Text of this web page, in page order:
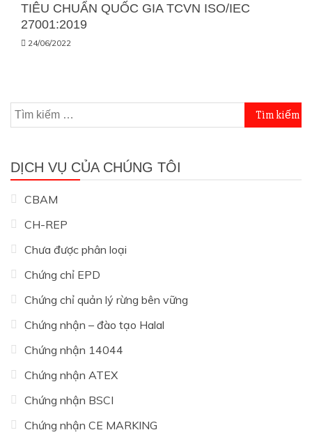
TIÊU CHUẨN QUỐC GIA TCVN ISO/IEC
27001:2019
24/06/2022
Tìm
kiếm
DỊCH VỤ CỦA CHÚNG TÔI
CBAM
CH-REP
Chưa được phân loại
Chứng chỉ EPD
Chứng chỉ quản lý rừng bên vững
Chứng nhận – đào tạo Halal
Chứng nhận 14044
Chứng nhận ATEX
Chứng nhận BSCI
Chứng nhận CE MARKING